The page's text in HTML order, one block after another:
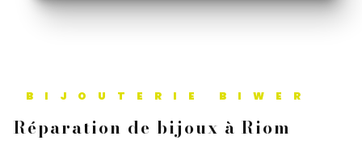
BIJOUTERIE BIWER
réparation de bijoux à Riom